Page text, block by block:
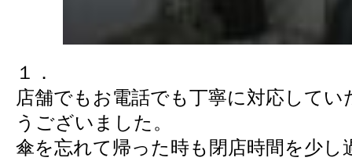
１．
店舗でもお電話でも丁寧に対応して
うございました。
傘を忘れて帰った時も閉店時間を少し